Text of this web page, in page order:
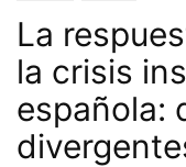
La
la crisis
española: